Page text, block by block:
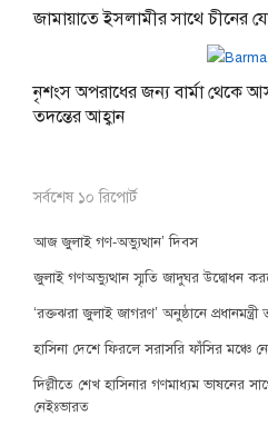
জামায়াতে ইসলামীর সাথে চীনের
নৃশংস অপরাধের জন্য বার্মা থেকে
তদন্তের আহ্বান
সর্বশেষ ১০ রিপোর্ট
আজ জুলাই গণ-অভ্যুত্থান’ দিবস
জুলাই গণঅভ্যুত্থান স্মৃতি জাদুঘর উদ্বোধন
‘রক্তঝরা জুলাই জাগরণ’ অনুষ্ঠানে
হাসিনা দেশে ফিরলে সরাসরি ফাঁসির মঞ্চে
দিল্লীতে শেখ হাসিনার গণমাধ্যম ভাষনের
নেইঃভারত